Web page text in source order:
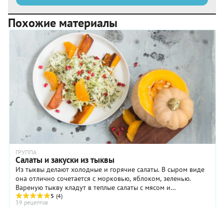
Похожие материалы
ГРУППА
Салаты и закуски из тыквы
Из тыквы делают холодные и горячие салаты. В сыром виде
она отлично сочетается с морковью, яблоком, зеленью.
Вареную тыкву кладут в теплые салаты с мясом и
морепродуктами. Сырую тыкву, как правило, ...
5 (4)
39 рецептов